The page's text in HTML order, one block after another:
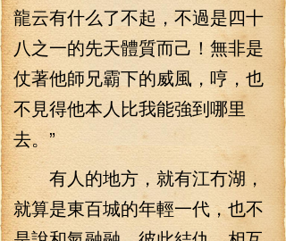
龍云有什么了不起，不過是四十
八之一的先天體質而己！無非是
仗著他師兄霸下的威風，哼，也
不見得他本人比我能強到哪里
去。”
有人的地方，就有江冇湖，
就算是東百城的年輕一代，也不